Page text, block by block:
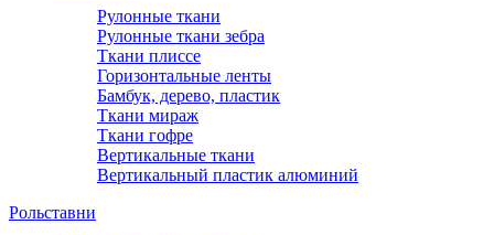
Рулонные ткани
Рулонные ткани зебра
Ткани плиссе
Горизонтальные ленты
Бамбук, дерево, пластик
Ткани мираж
Ткани гофре
Вертикальные ткани
Вертикальный пластик алюминий
Рольставни